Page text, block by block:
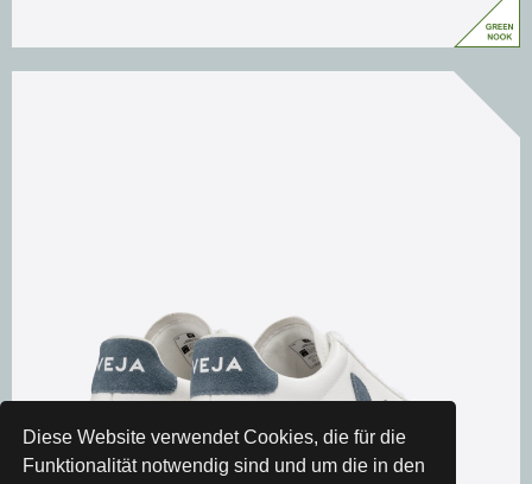
Diese Website verwendet Cookies, die für die
Funktionalität notwendig sind und um die in den